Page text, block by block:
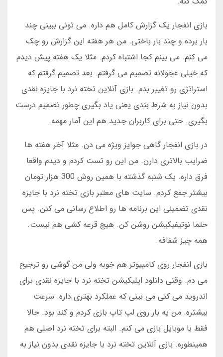
بازی انفجار یک گزارش کامل هم داره. می تونی ببینی چند
بار برده و چند بار باختی. من هر هفته این گزارش رو چک
می کنم. می بینم کجا اشتباه کردم. مثلا یک هفته پیش دیدم
که خیلی عجولانه تصمیم می گرفتم. بعد تصمیم گرفتم که
استراتژی رو تغییر بدم. بازی آنلاین تخته نرد با جایزه نقدی
بدون نیاز به شرط بندی یعنی یاد بگیری چطور تصمیم درست
بگیری. حتی برای کاربران جدید هم این آمار مهمه.
در بازی انفجار گاهی جوایز ویژه می دن. مثلا آخر هفته ها
ضرایب بالاتری دارن. من این رو تست کردم و دیدم واقعا
فرق داره. یک شنبه گذشته با همین روش 300 هزار تومان
بیشتر جمع کردم. سایت های معتبر بازی تخته نرد با جایزه
نقدی تضمینی این برنامه ها رو اطلاع رسانی می کنن. پس
حتما نوتیفیکیشن روشن کن. هیچ قرعه کشی هم نیست.
همه چیز شفافه.
بازی انفجار روی کامپیوتر هم خوبه ولی من گوشی رو ترجیح
می دم. وقتی دانلود اپلیکیشن تخته نرد با جایزه نقدی برای
اندروید می کنی می بینی که عملکرد بهتری داره. سرعت
بیشتره. من یه بار روی لپ تاپ بازی کردم و کند بود. حالا
فقط با موبایل بازی می کنم. البته برای تخته نرد اصلی هم
همینطوره. بازی آنلاین تخته نرد با جایزه نقدی بدون نیاز به